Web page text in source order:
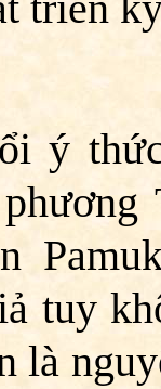
ý
tuy
là